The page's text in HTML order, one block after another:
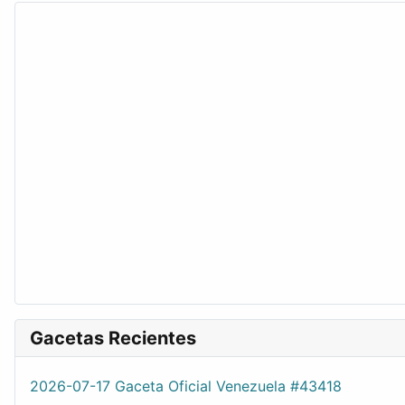
Gacetas Recientes
2026-07-17 Gaceta Oficial Venezuela #43418